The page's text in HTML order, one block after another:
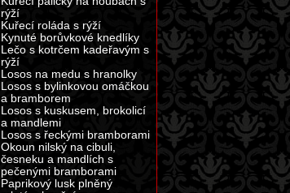
rýží
Kuřecí roláda s rýží
Kynuté borůvkové knedlíky
Lečo s kotrčem kadeřavým s
rýží
Losos na medu s hranolky
Losos s bylinkovou omáčkou
a bramborem
Losos s kuskusem, brokolicí
a mandlemi
Losos s řeckými bramborami
Okoun nilský na cibuli,
česneku a mandlích s
pečenými bramborami
Paprikový lusk plněný